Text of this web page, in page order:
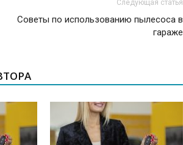
Следующая статья
Советы по использованию пылесоса в
гараже